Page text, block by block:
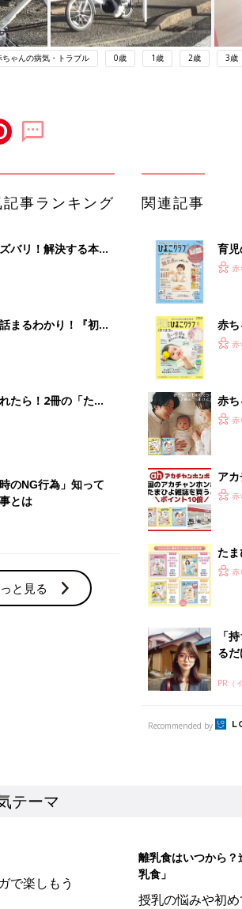
ちゃんの病気・トラブル 0歳 1歳 2歳 3歳
事ランキング
バリ！解決する本
号』 4カ月～2才
まるわかり！『初め
夏号』〈巻頭大特
たら！2冊の「たま
のNG行為」知って
とは
と見る
関連記事
育
『 赤
赤
て
解決
赤
赤
ひ 赤
ア
う 赤
た
赤
「
る
PR（
Recommended by
テーマ
で楽しもう
離乳食はいつから
乳食」
授乳の悩みや初